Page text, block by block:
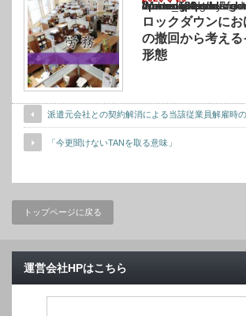
Warning
: Undefined array key "show_category" in
/home/netst/kuno-cpa.co.jp/public_html/
on line183
ロックダウンに
の撤回から考える
形態
派遣元会社との契約解消による当該従業員解雇時
「今更聞けないTANを取る意味」
トップページに戻る
運営会社HPはこちら